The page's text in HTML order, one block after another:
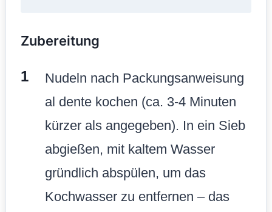
Zubereitung
Nudeln nach Packungsanweisung
al dente kochen (ca. 3-4 Minuten
kürzer als angegeben). In ein Sieb
abgießen, mit kaltem Wasser
gründlich abspülen, um das
Kochwasser zu entfernen – das